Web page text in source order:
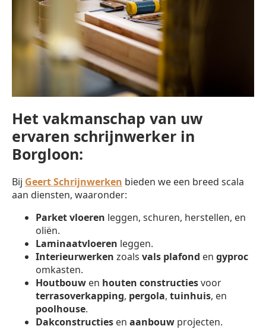
Het vakmanschap van uw
ervaren schrijnwerker in
Borgloon:
Bij Geert Schrijnwerken bieden we een breed scala
aan diensten, waaronder:
Parket vloeren leggen, schuren, herstellen, en
oliën.
Laminaatvloeren leggen.
Interieurwerken zoals vals plafond en gyproc
omkasten.
Houtbouw en houten constructiesvoor
terrasoverkapping, pergola, tuinhuis, en
poolhouse.
Dakconstructies en aanbouw projecten.